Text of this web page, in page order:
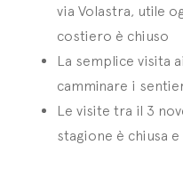
via Volastra, utile
costiero è chiuso
La semplice visita
camminare i
Le visite tra il 3
stagione è chiusa